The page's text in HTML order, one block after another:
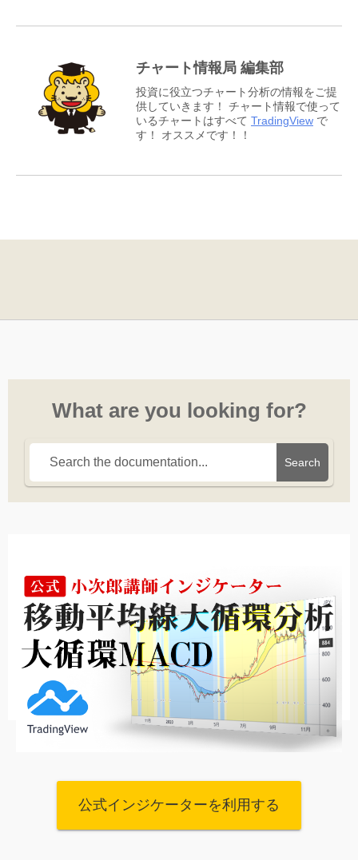
チャート情報局 編集部
投資に役立つチャート分析の情報をご提
供していきます！ チャート情報で使って
いるチャートはすべて TradingView で
す！ オススメです！！
What are you looking for?
Search
公式インジケーターを利用する